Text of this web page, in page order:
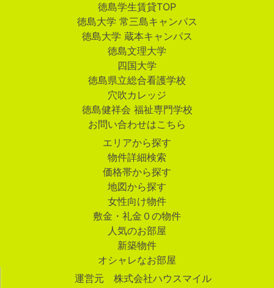
徳島学生賃貸TOP
徳島大学 常三島キャンパス
徳島大学 蔵本キャンパス
徳島文理大学
四国大学
徳島県立総合看護学校
穴吹カレッジ
徳島健祥会 福祉専門学校
お問い合わせはこちら
エリアから探す
物件詳細検索
価格帯から探す
地図から探す
女性向け物件
敷金・礼金０の物件
人気のお部屋
新築物件
オシャレなお部屋
運営元 株式会社ハウスマイル